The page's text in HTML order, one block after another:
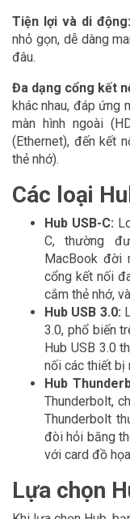
Tiện lợi và di động:
nhỏ gọn, dễ dàng
đâu.
Đa dạng cổng kết
khác nhau, đáp ứng
màn hình ngoài
(Ethernet), đến kết
thẻ nhớ).
Các loại
Hub USB-C:
C, thường
MacBook đời
cổng kết nối
cắm thẻ nhớ,
Hub USB 3.0:
3.0, phổ biến
Hub USB 3.0
nối các thiết bị
Hub
Thunderbolt,
Thunderbolt
đòi hỏi băng
với card đồ
Lựa chọn